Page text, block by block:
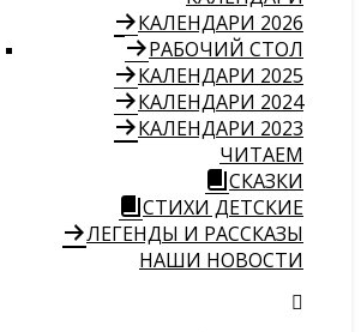
КАЛЕНДАРИ 2026
РАБОЧИЙ СТОЛ
КАЛЕНДАРИ 2025
КАЛЕНДАРИ 2024
КАЛЕНДАРИ 2023
ЧИТАЕМ
СКАЗКИ
СТИХИ ДЕТСКИЕ
ЛЕГЕНДЫ И РАССКАЗЫ
НАШИ НОВОСТИ